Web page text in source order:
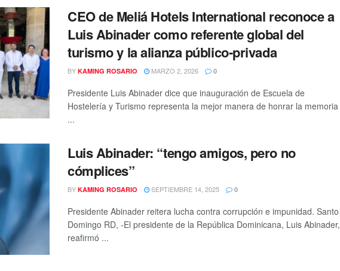
CEO de Meliá Hotels International reconoce a
Luis Abinader como referente global del
turismo y la alianza público-privada
BY KAMING ROSARIO MARZO 2, 2026 0
Presidente Luis Abinader dice que inauguración de Escuela de
Hostelería y Turismo representa la mejor manera de honrar la memoria
...
Luis Abinader: “tengo amigos, pero no
cómplices”
BY KAMING ROSARIO SEPTIEMBRE 14, 2025 0
Presidente Abinader reitera lucha contra corrupción e impunidad. Santo
Domingo RD, -El presidente de la República Dominicana, Luis Abinader,
reafirmó ...